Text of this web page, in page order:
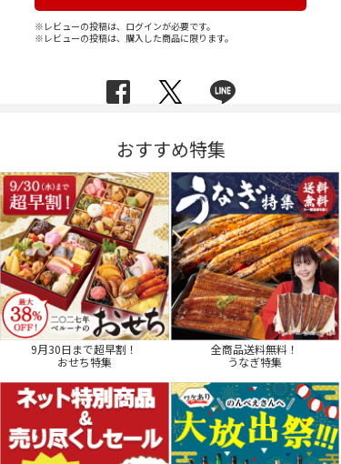
※レビューの投稿は、ログインが必要です。
※レビューの投稿は、購入した商品に限ります。
おすすめ特集
9月30日まで超早割！
おせち特集
全商品送料無料！
うなぎ特集